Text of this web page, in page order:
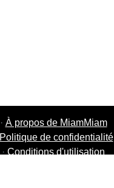
· À propos de MiamMiam
Politique de confidentialité
· Conditions d'utilisation